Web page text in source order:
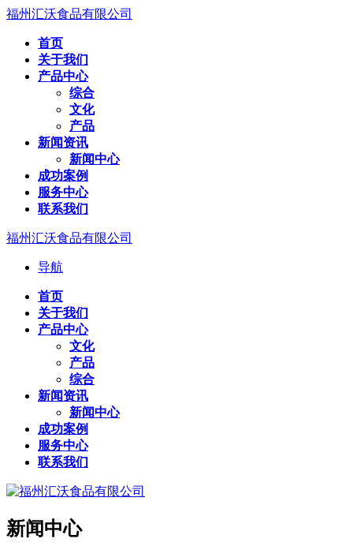
福州汇沃食品有限公司
首页
关于我们
产品中心
综合
文化
产品
新闻资讯
新闻中心
成功案例
服务中心
联系我们
福州汇沃食品有限公司
导航
首页
关于我们
产品中心
文化
产品
综合
新闻资讯
新闻中心
成功案例
服务中心
联系我们
新闻中心